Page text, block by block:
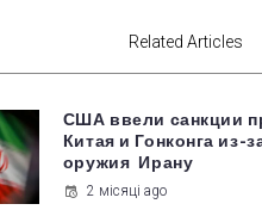
Related Articles
США ввели санкции
Китая и Гонконга из-
оружия Ирану
2 місяці ago